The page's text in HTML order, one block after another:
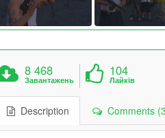
8 468
Завантажень
104
Лайків
Description Comments